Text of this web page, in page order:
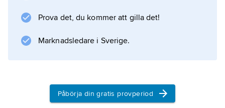
för vuxna. De drevs av vissa studieförbund,
TBV. För kompletteringsutbildning på
Prova det, du kommer att gilla det!
Marknadsledare i Sverige.
Påbörja din gratis provperiod